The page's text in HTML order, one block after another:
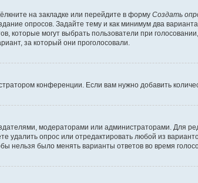
на закладке или перейдите в форму Создать
опросов. Задайте тему и как минимум два
которые могут выбрать пользователи при
за который они проголосовали.
конференции. Если вам нужно добавить
модераторами или администраторами. Для
удалить опрос или отредактировать любой из
нельзя было менять варианты ответов во время